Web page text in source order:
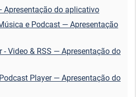
Apresentação do aplicativo
e Podcast — Apresentação
- Video & RSS — Apresentação do
Player — Apresentação do